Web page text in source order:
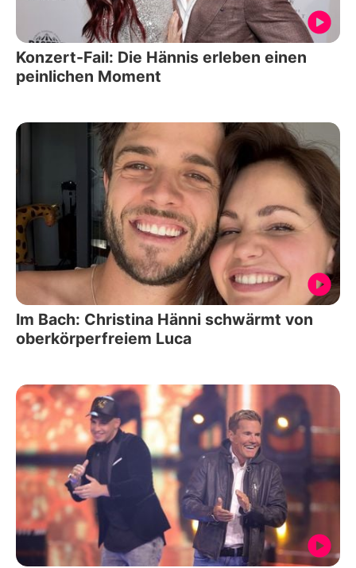
Konzert-Fail: Die Hännis erleben einen
peinlichen Moment
Im Bach: Christina Hänni schwärmt von
oberkörperfreiem Luca